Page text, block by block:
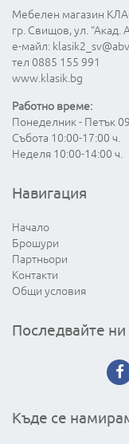
Мебелен магазин
гр. Свищов, ул. "Акад.
е-майл:
тел 0885 155 991
www.klasik.bg
Работно време:
Понеделник - Петък
Събота 10:00-17:00 ч.
Неделя 10:00-14:00 ч.
Навигация
Начало
Брошури
Партньори
Контакти
Общи условия
Последвайте ни
Къде се